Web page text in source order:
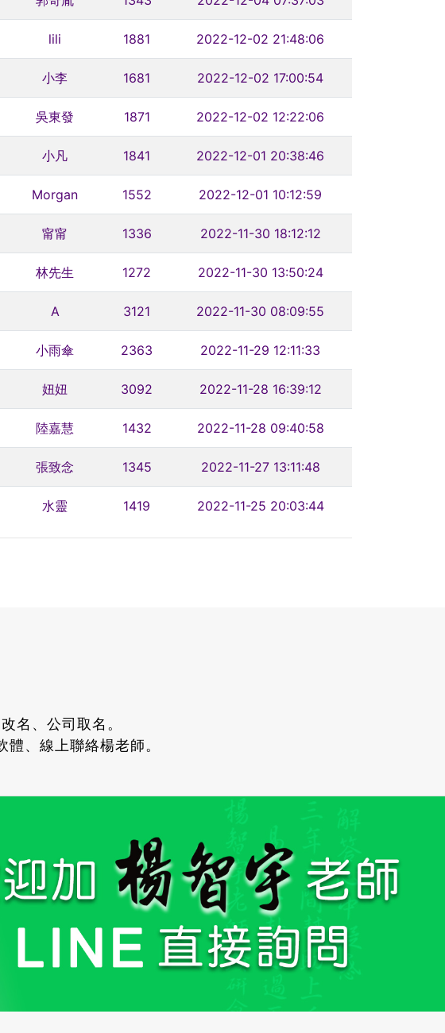
lili 1881 2022-12-02 21:48:06
小李 1681 2022-12-02 17:00:54
吳東發 1871 2022-12-02 12:22:06
小凡 1841 2022-12-01 20:38:46
Morgan 1552 2022-12-01 10:12:59
甯甯 1336 2022-11-30 18:12:12
林先生 1272 2022-11-30 13:50:24
A 3121 2022-11-30 08:09:55
小雨傘 2363 2022-11-29 12:11:33
妞妞 3092 2022-11-28 16:39:12
陸嘉慧 1432 2022-11-28 09:40:58
張致念 1345 2022-11-27 13:11:48
水靈 1419 2022-11-25 20:03:44
名、公司取名。
、線上聯絡楊老師。